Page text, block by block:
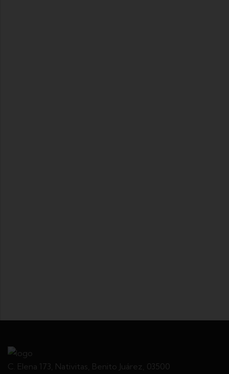
C. Elena 173, Nativitas, Benito Juárez, 03500